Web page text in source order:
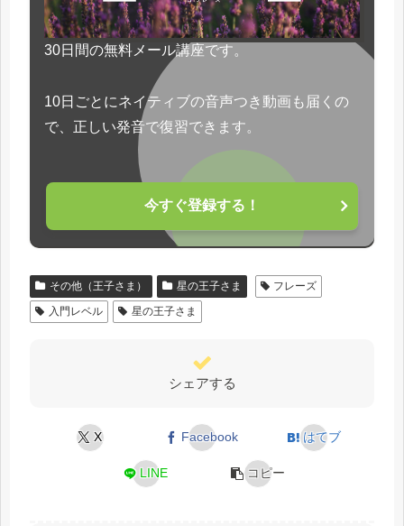
30日間の無料メール講座です。
10日ごとにネイティブの音声つき動画も届くの
で、正しい発音で復習できます。
今すぐ登録する！
その他（王子さま） 星の王子さま
フレーズ
入門レベル
星の王子さま
シェアする
X Facebook はてブ
LINE コピー